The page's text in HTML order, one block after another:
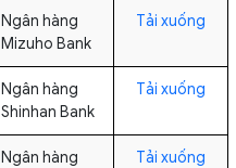
Ngân hàng
Mizuho Bank
Tải xuống
Ngân hàng
Shinhan Bank
Tải xuống
Ngân hàng
Tải xuống